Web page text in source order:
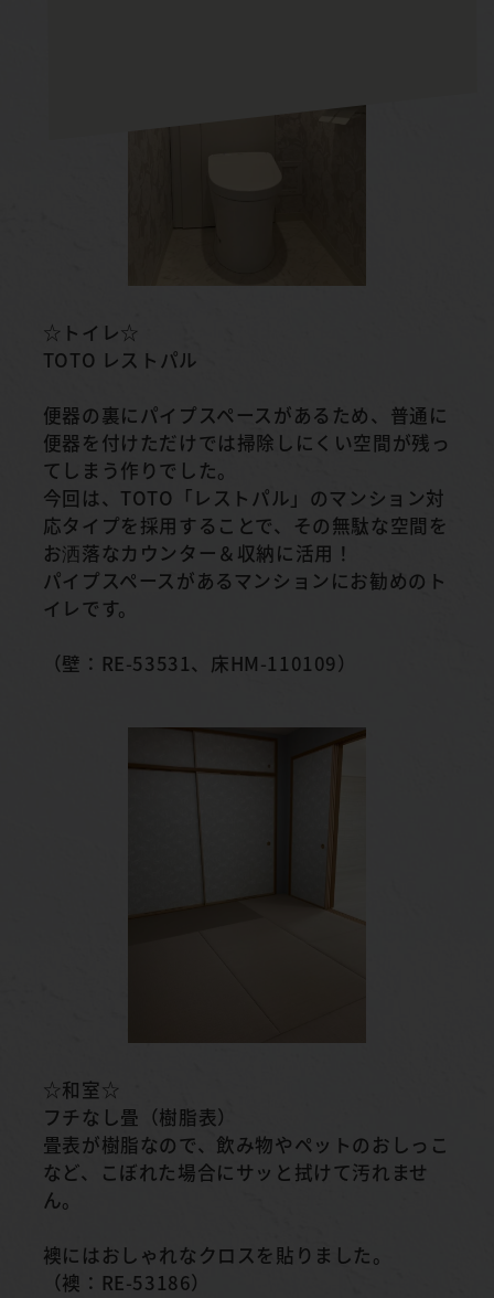
☆トイレ☆
TOTO レストパル
便器の裏にパイプスペースがあるため、普通に
便器を付けただけでは掃除しにくい空間が残っ
てしまう作りでした。
今回は、TOTO「レストパル」のマンション対
応タイプを採用することで、その無駄な空間を
お洒落なカウンター＆収納に活用！
パイプスペースがあるマンションにお勧めのト
イレです。
（壁：RE-53531、床HM-110109）
☆和室☆
フチなし畳（樹脂表）
畳表が樹脂なので、飲み物やペットのおしっこ
など、こぼれた場合にサッと拭けて汚れませ
ん。
襖にはおしゃれなクロスを貼りました。
（襖：RE-53186）